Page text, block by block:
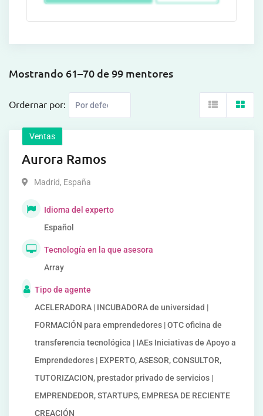
Mostrando 61–70 de 99 mentores
Ordernar por:
Ventas
Aurora Ramos
Madrid, España
Idioma del experto
Español
Tecnología en la que asesora
Array
Tipo de agente
ACELERADORA | INCUBADORA de universidad |
FORMACIÓN para emprendedores | OTC oficina de
transferencia tecnológica | IAEs Iniciativas de Apoyo a
Emprendedores | EXPERTO, ASESOR, CONSULTOR,
TUTORIZACION, prestador privado de servicios |
EMPRENDEDOR, STARTUPS, EMPRESA DE RECIENTE
CREACIÓN